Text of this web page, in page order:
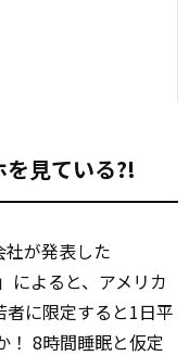
見ている?!
が発表した
によると、アメリカ
に限定すると1日平
！ 8時間睡眠と仮定